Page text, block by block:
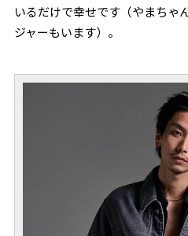
いるだけで幸せです（やまちゃ
ジャーもいます）。